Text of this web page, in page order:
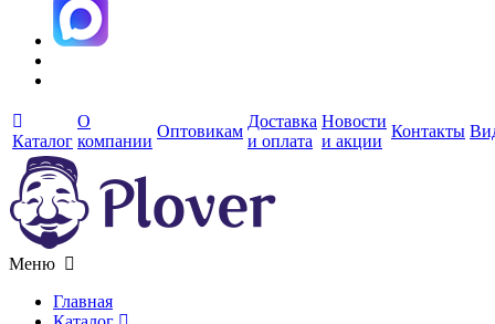
Каталог
О
компании
Оптовикам
Доставка
и оплата
Новости
и акции
Контакты
Меню
Главная